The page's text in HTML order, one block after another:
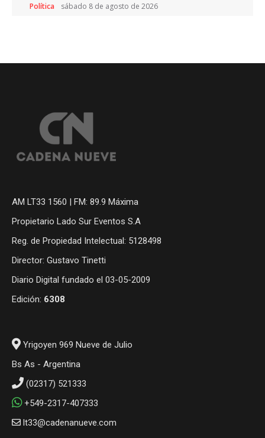
Política sábado 8 de agosto de 2026
AM LT33 1560 | FM: 89.9 Máxima
Propietario Lado Sur Eventos S.A
Reg. de Propiedad Intelectual: 5128498
Director: Gustavo Tinetti
Diario Digital fundado el 03-05-2009
Edición: 6308
Yrigoyen 969 Nueve de Julio
Bs As - Argentina
(02317) 521333
+549-2317-407333
lt33@cadenanueve.com